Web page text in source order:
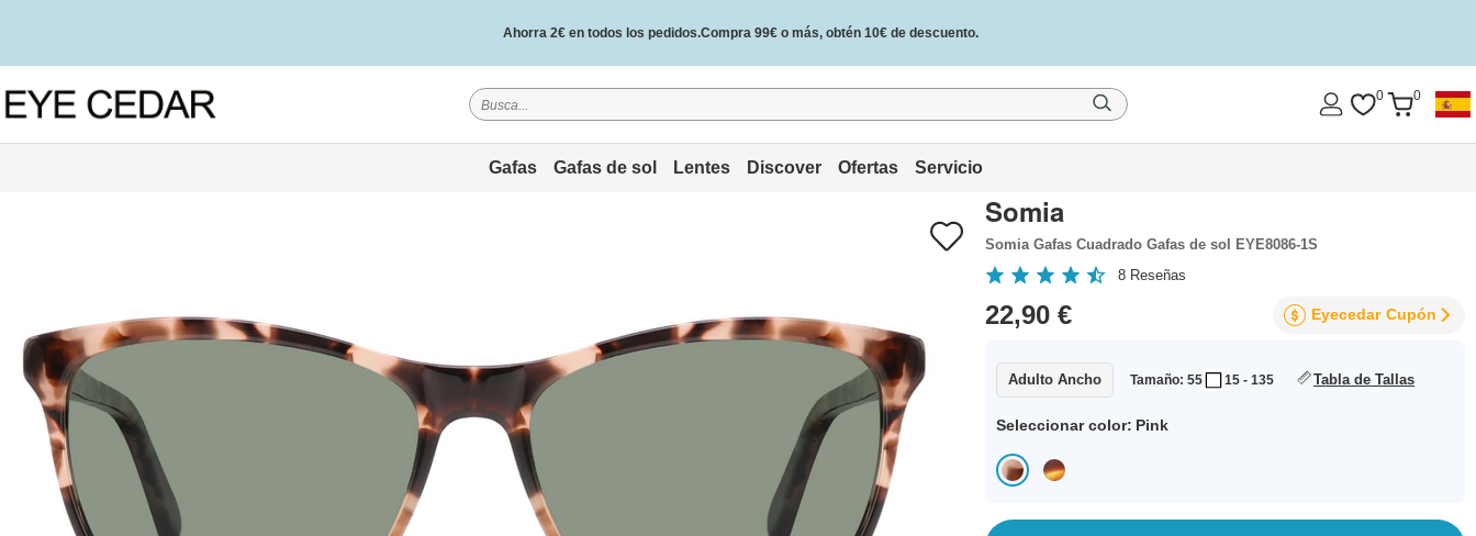
Ahorra 2€ en todos los pedidos.Compra 99€ o más, obtén 10€ de descuento.
2 años de garantía de calidad y 30 días de garantía de devolución del dinero. 0 0
Gafas Gafas de sol Lentes Discover Ofertas Servicio
Somia
Somia Gafas Cuadrado Gafas de sol EYE8086-1S
8 Reseñas
22,90 € Eyecedar Cupón
Adulto Ancho Tamaño: 55 15 - 135 Tabla de Tallas
Seleccionar color: Pink